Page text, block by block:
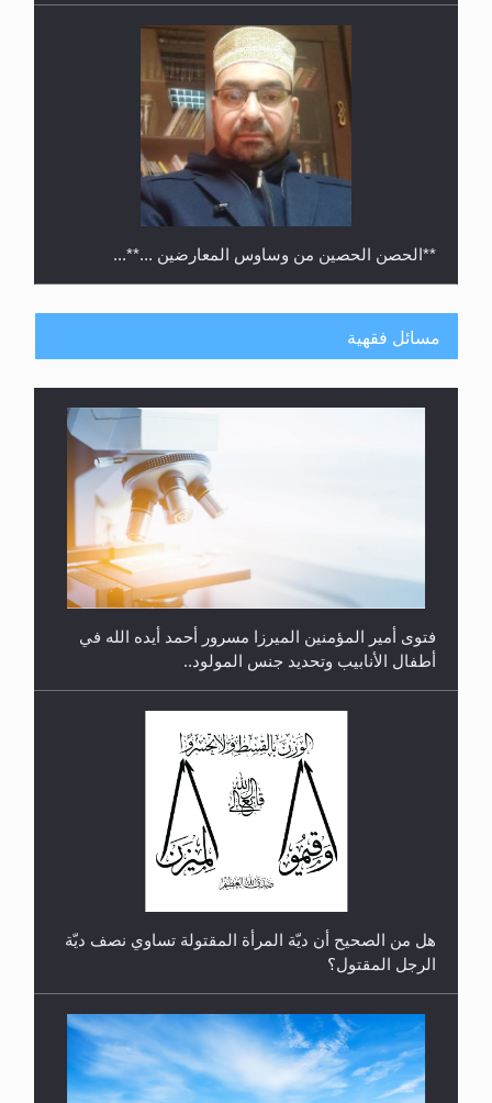
**الحصن الحصين من وساوس المعارضين ...**...
رأيٌ في لغة المسيح الموعود عليه السلام.. 4...
مسائل فقهية
فتوى أمير المؤمنين الميرزا مسرور أحمد أيده الله في
أطفال الأنابيب وتحديد جنس المولود..
الرجل المقتول؟